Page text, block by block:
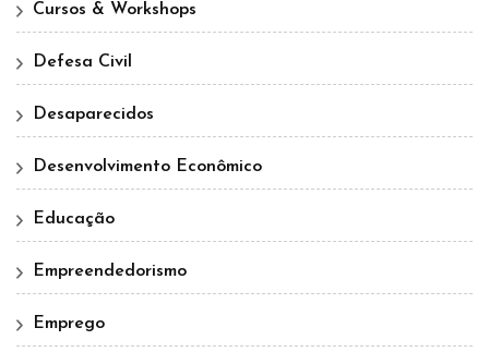
Cursos & Workshops
Defesa Civil
Desaparecidos
Desenvolvimento Econômico
Educação
Empreendedorismo
Emprego